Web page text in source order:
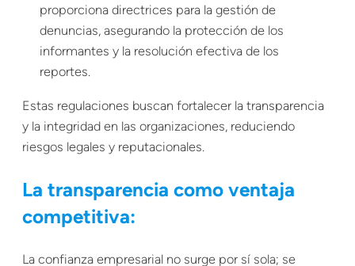
proporciona directrices para la gestión de
denuncias, asegurando la protección de los
informantes y la resolución efectiva de los
reportes.
Estas regulaciones buscan fortalecer la transparencia
y la integridad en las organizaciones, reduciendo
riesgos legales y reputacionales.
La transparencia como ventaja
competitiva:
La confianza empresarial no surge por sí sola; se